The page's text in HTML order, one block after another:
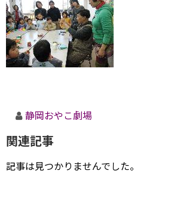
静岡おやこ劇場
関連記事
記事は見つかりませんでした。